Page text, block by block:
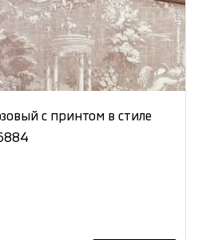
с принтом в стиле